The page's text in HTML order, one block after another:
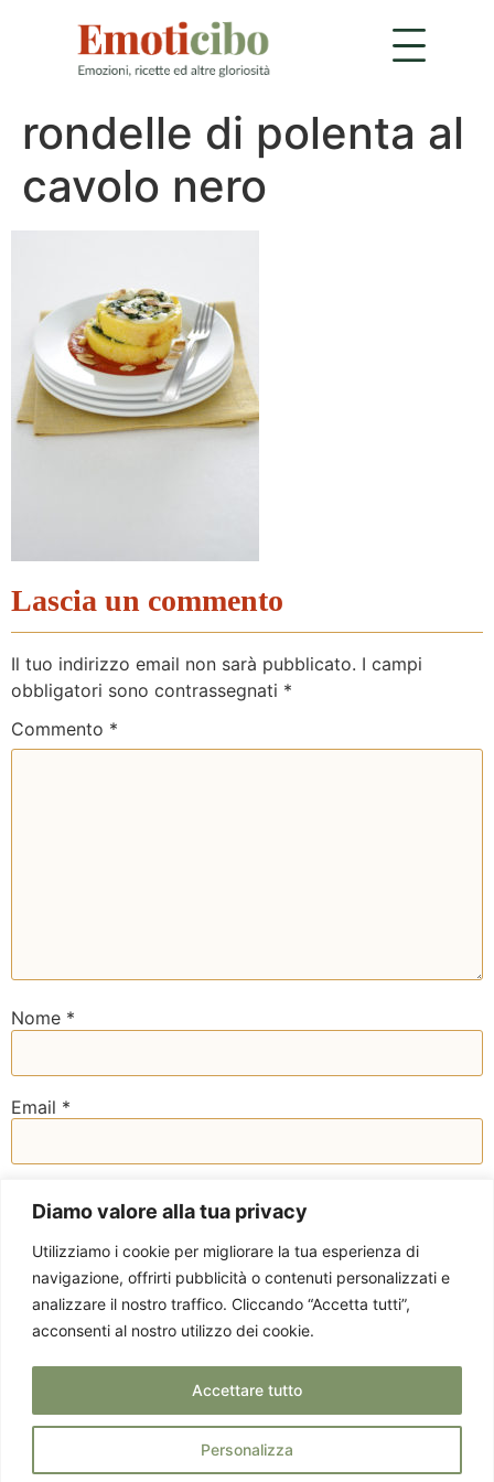
Diamo valore alla tua privacy
Utilizziamo i cookie per migliorare la tua esperienza di
navigazione, offrirti pubblicità o contenuti personalizzati e
analizzare il nostro traffico. Cliccando “Accetta tutti”,
acconsenti al nostro utilizzo dei cookie.
Personalizza
Accettare tutto
rondelle di polenta al
cavolo nero
Lascia un commento
Il tuo indirizzo email non sarà pubblicato. I campi
obbligatori sono contrassegnati *
Commento *
Nome *
Email *